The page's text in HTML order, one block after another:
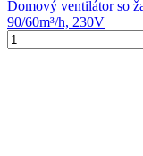
Domový ventilátor so
90/60m³/h, 230V